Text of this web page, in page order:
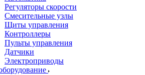
Регуляторы скорости
Смесительные узлы
Щиты управления
Контроллеры
Пульты управления
Датчики
Электроприводы